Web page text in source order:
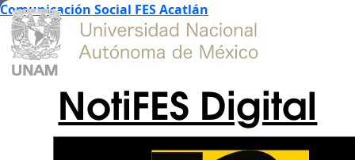
Comunicación Social FES Acatlán
NotiFES Digital